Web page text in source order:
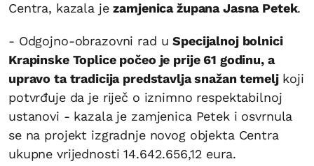
Centra, kazala jezamjenica župana Jasna Petek.
- Odgojno-obrazovni rad uSpecijalnoj bolnici
Krapinske Toplice počeo je prije 61 godinu, a
upravo ta tradicija predstavlja snažan temeljkoji
potvrđuje da je riječ o iznimno respektabilnoj
ustanovi - kazala je zamjenica Petek i osvrnula
se na projekt izgradnje novog objekta Centra
ukupne vrijednosti 14.642.656,12 eura.